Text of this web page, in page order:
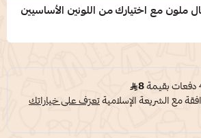
ملون مع اختيارك من اللونين الأساسيين